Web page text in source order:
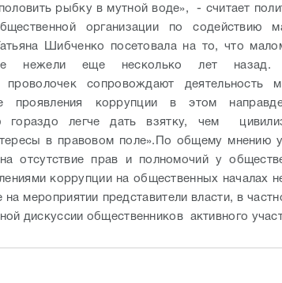
рыбку в мутной воде», - считает
организации по содействию
Шибченко посетовала на то, что
нежели еще несколько лет назад.
проволочек сопровождают деятельность
коррупции в этом
гораздо легче дать взятку, чем
в правовом поле».
По общему мнению
отсутствие прав и полномочий у
коррупции на общественных началах
на мероприятии представители власти, в
дискуссии общественников активного